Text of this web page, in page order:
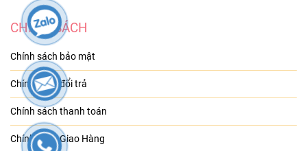
CHÍNH SÁCH
Chính sách bảo mật
Chính sách đổi trả
Chính sách thanh toán
Chính sách Giao Hàng